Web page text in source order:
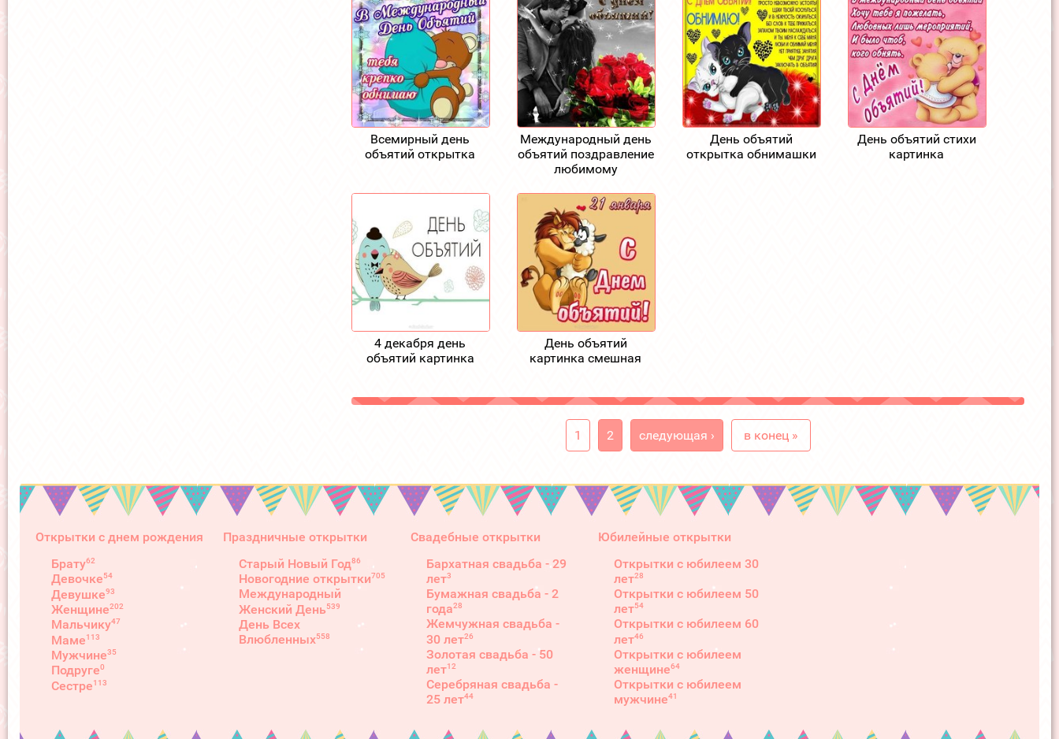
Всемирный день
объятий открытка
Международный день
объятий поздравление
любимому
День объятий
открытка обнимашки
День объятий стихи
картинка
4 декабря день
объятий картинка
День объятий
картинка смешная
1 2 следующая › в конец »
Открытки с днем рождения
Брату62
Девочке54
Девушке93
Женщине202
Мальчику47
Маме113
Мужчине35
Подруге0
Сестре113
Праздничные открытки
Старый Новый Год86
Новогодние открытки705
Международный
Женский День539
День Всех
Влюбленных558
Свадебные открытки
Бархатная свадьба - 29
лет3
Бумажная свадьба - 2
года28
Жемчужная свадьба -
30 лет26
Золотая свадьба - 50
лет12
Серебряная свадьба -
25 лет44
Юбилейные открытки
Открытки с юбилеем 30
лет28
Открытки с юбилеем 50
лет54
Открытки с юбилеем 60
лет46
Открытки с юбилеем
женщине64
Открытки с юбилеем
мужчине41